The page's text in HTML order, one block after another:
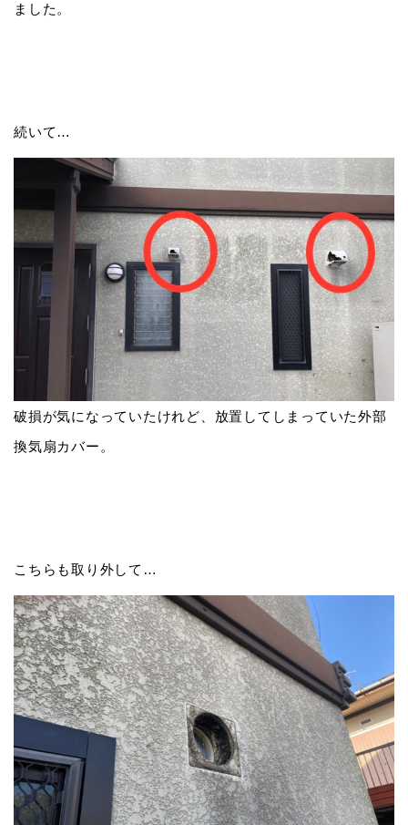
ました。
続いて…
破損が気になっていたけれど、放置してしまっていた外部
換気扇カバー。
こちらも取り外して…